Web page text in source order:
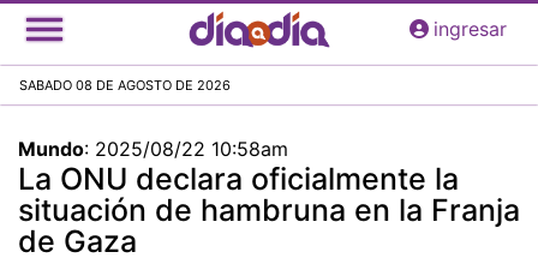
Pasar
al
principal
ingresar
SABADO 08 DE AGOSTO DE 2026
Mundo: 2025/08/22 10:58am
La ONU declara oficialmente la
situación de hambruna en la Franja
de Gaza